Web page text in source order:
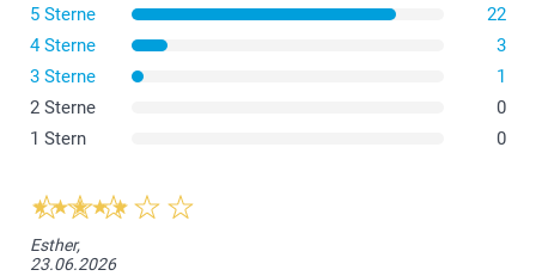
5 Sterne
22
4 Sterne
3
3 Sterne
1
2 Sterne
0
1 Stern
0
Esther,
23.06.2026